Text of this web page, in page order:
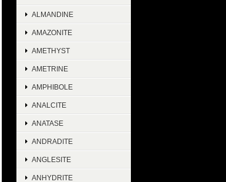
ALMANDINE
AMAZONITE
AMETHYST
AMETRINE
AMPHIBOLE
ANALCITE
ANATASE
ANDRADITE
ANGLESITE
ANHYDRITE